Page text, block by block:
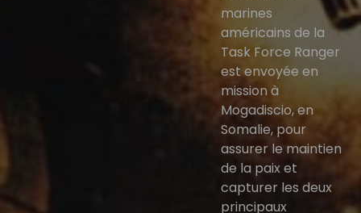
marines
américains de la
Task Force Ranger
est envoyée en
mission à
Mogadiscio, en
Somalie, pour
assurer le maintien
de la paix et
capturer les deux
principaux